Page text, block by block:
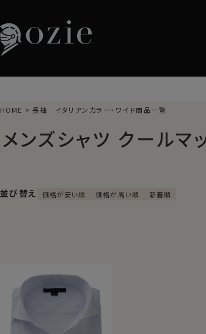
HOME 長袖 イタリアンカラー・ワイド商品一覧
メンズシャツ クールマ
並び替え 価格が安い順 価格が高い順 新着順